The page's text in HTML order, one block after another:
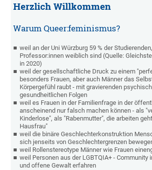
Herzlich Willkommen
Warum Queer:feminismus?
weil an der Uni Würzburg 59 % der
Professor:innen weiblich sind (Quelle:
in 2020)
weil der gesellschaftliche Druck zu einem
besonders Frauen, aber auch Männer das
Körpergefühl raubt - mit gravierenden
gesundheitlichen Folgen
weil es Frauen in der Familienfrage in der
anscheinend nur falsch machen können - als
Kinderlose", als "Rabenmutter", die arbeiten
Hausfrau"
weil die binäre Geschlechterkonstruktion
sich jenseits von Geschlechtergrenzen
weil Rollenstereotype Männer wie Frauen
weil Personen aus der LGBTQIA+ - Community
und offene Gewalt erfahren